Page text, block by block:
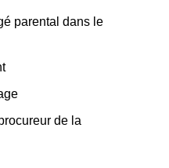
parental dans le
de la